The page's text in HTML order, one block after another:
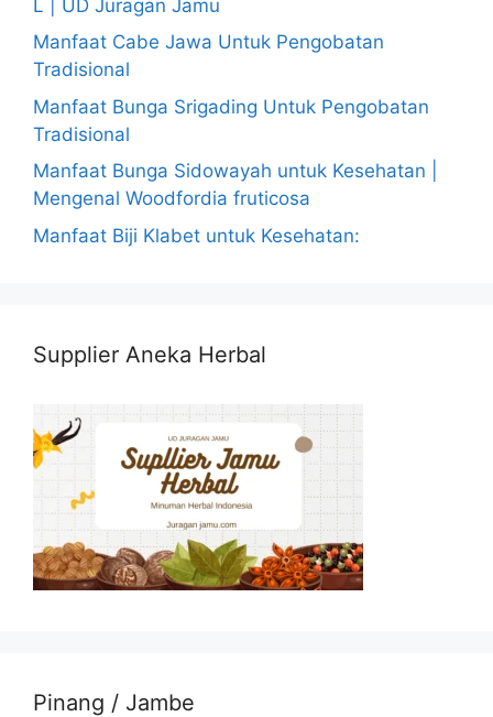
L | UD Juragan Jamu
Manfaat Cabe Jawa Untuk Pengobatan
Tradisional
Manfaat Bunga Srigading Untuk Pengobatan
Tradisional
Manfaat Bunga Sidowayah untuk Kesehatan |
Mengenal Woodfordia fruticosa
Manfaat Biji Klabet untuk Kesehatan:
Supplier Aneka Herbal
Pinang / Jambe